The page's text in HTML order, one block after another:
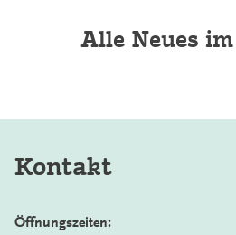
Alle Neues
Kontakt
Öffnungszeiten: